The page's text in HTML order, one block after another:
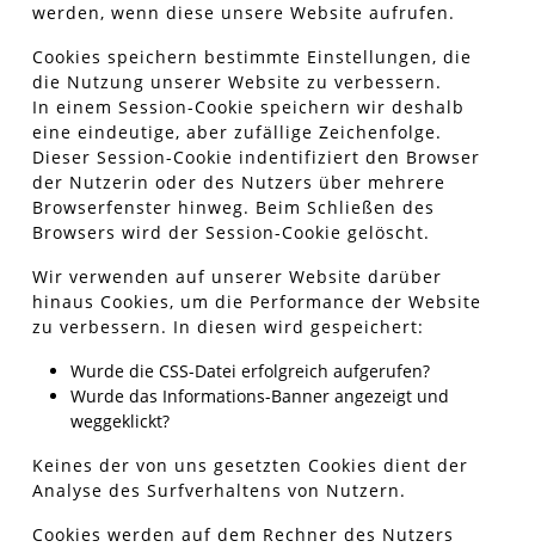
werden, wenn diese unsere Website aufrufen.
Cookies speichern bestimmte Einstellungen, die
die Nutzung unserer Website zu verbessern.
In einem Session-Cookie speichern wir deshalb
eine eindeutige, aber zufällige Zeichenfolge.
Dieser Session-Cookie indentifiziert den Browser
der Nutzerin oder des Nutzers über mehrere
Browserfenster hinweg. Beim Schließen des
Browsers wird der Session-Cookie gelöscht.
Wir verwenden auf unserer Website darüber
hinaus Cookies, um die Performance der Website
zu verbessern. In diesen wird gespeichert:
Wurde die CSS-Datei erfolgreich aufgerufen?
Wurde das Informations-Banner angezeigt und
weggeklickt?
Keines der von uns gesetzten Cookies dient der
Analyse des Surfverhaltens von Nutzern.
Cookies werden auf dem Rechner des Nutzers